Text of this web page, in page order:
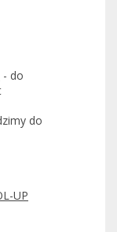
- do
do
UP